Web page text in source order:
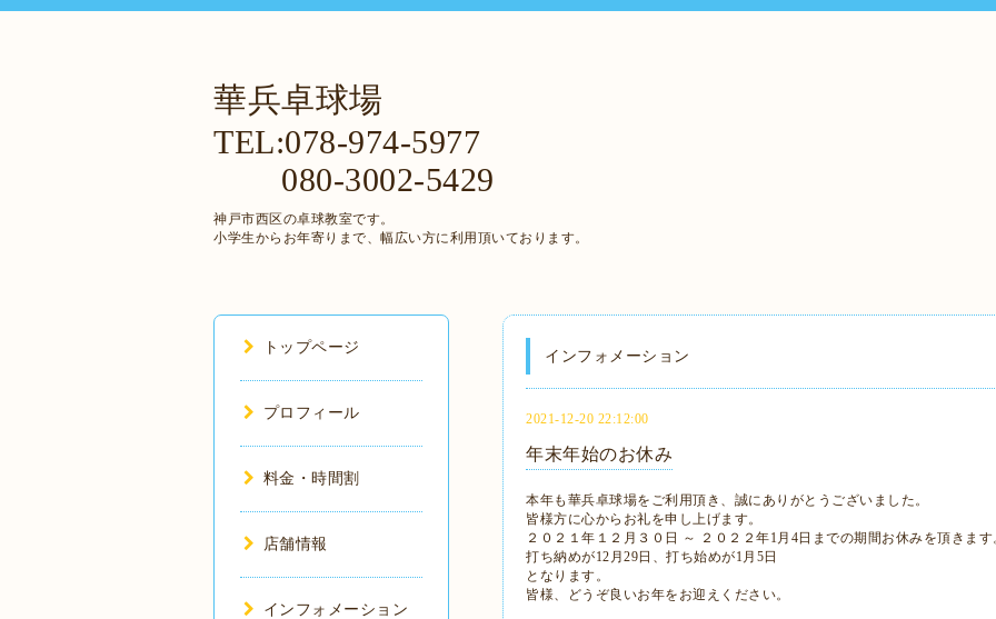
華兵卓球場
TEL:078-974-5977
080-3002-5429
神戸市西区の卓球教室です。
小学生からお年寄りまで、幅広い方に利用頂いております。
インフォメーション
2021-12-20 22:12:00
年末年始のお休み
本年も華兵卓球場をご利用頂き、誠にありがとうございました。
皆様方に心からお礼を申し上げます。
２０２１年１２月３０日 ～ ２０２２年1月4日までの期間お休みを頂きます
打ち納めが12月29日、打ち始めが1月5日
となります。
皆様、どうぞ良いお年をお迎えください。
トップページ
プロフィール
料金・時間割
店舗情報
インフォメーション